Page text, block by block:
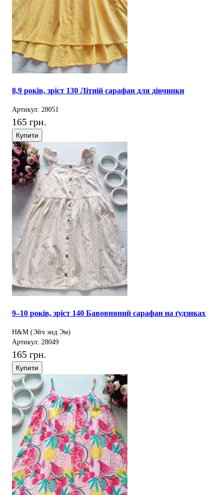
8,9 років, зріст 130 Літній сарафан для дівчинки
Артикул: 28051
165 грн.
Купити
9–10 років, зріст 140 Бавовняний сарафан на ґудзиках
H&M (Эйч энд Эм)
Артикул: 28049
165 грн.
Купити